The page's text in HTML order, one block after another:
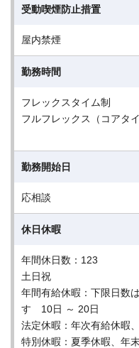
受動喫煙防止措置
屋内禁煙
勤務時間
フレックスタイム制
フルフレックス（コアタイ
勤務開始日
応相談
休日休暇
年間休日数：123
土日祝
年間有給休暇：下限日数
す 10日 ～ 20日
法定休暇：年次有給休暇
特別休暇：夏季休暇、年